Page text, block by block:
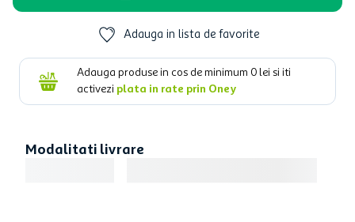
Adauga in lista de favorite
Adauga produse in cos de minimum 0 lei si iti
activezi plata in rate prin Oney
Modalitati livrare